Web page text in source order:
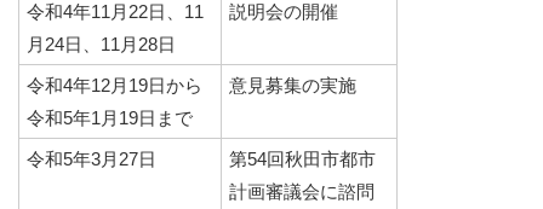
令和4年11月22日、11
月24日、11月28日
説明会の開催
令和4年12月19日から
令和5年1月19日まで
意見募集の実施
令和5年3月27日
第54回秋田市都市
計画審議会に諮問